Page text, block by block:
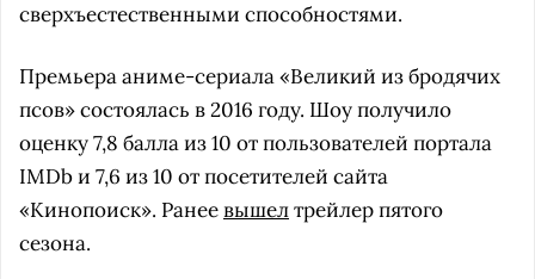
сверхъестественными способностями.
Премьера аниме-сериала «Великий из бродячих
псов» состоялась в 2016 году. Шоу получило
оценку 7,8 балла из 10 от пользователей портала
IMDb и 7,6 из 10 от посетителей сайта
«Кинопоиск». Ранеевышелтрейлер пятого
сезона.